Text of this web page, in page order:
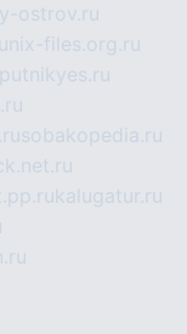
ostrov.ru
nix-files.org.ru
sobakopedia.ru
kalugatur.ru